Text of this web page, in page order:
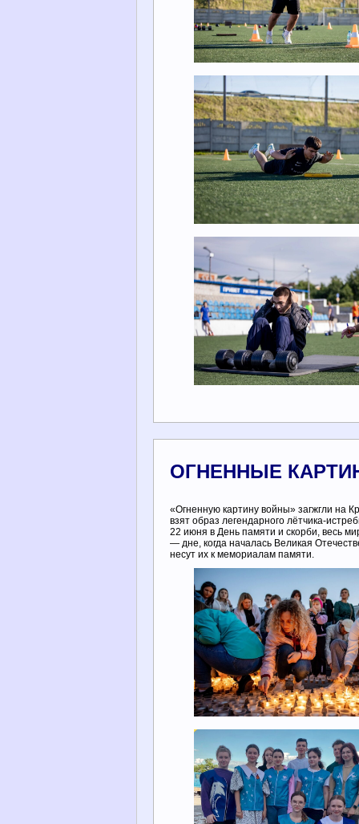
ОГНЕННЫЕ
«Огненную картину войны» загжгли на
взят образ легендарного лётчика-
22 июня в День памяти и скорби, весь
— дне, когда началась Великая
несут их к мемориалам памяти.